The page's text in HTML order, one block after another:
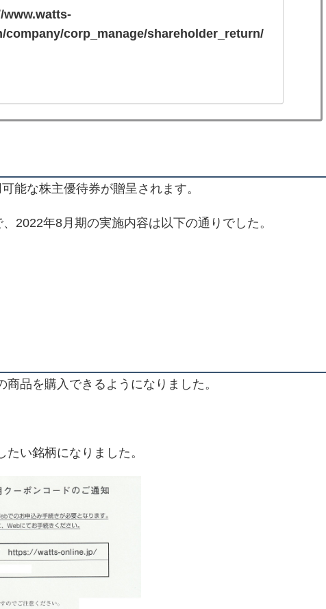
www.watts-
company/corp_manage/shareholder_return/
能な株主優待券が贈呈されます。
2022年8月期の実施内容は以下の通りでした。
品を購入できるようになりました。
い銘柄になりました。